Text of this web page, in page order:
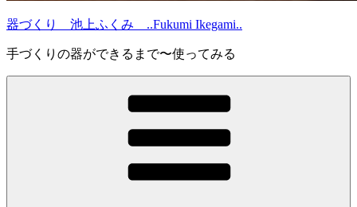
器づくり 池上ふくみ ..Fukumi Ikegami..
手づくりの器ができるまで〜使ってみる